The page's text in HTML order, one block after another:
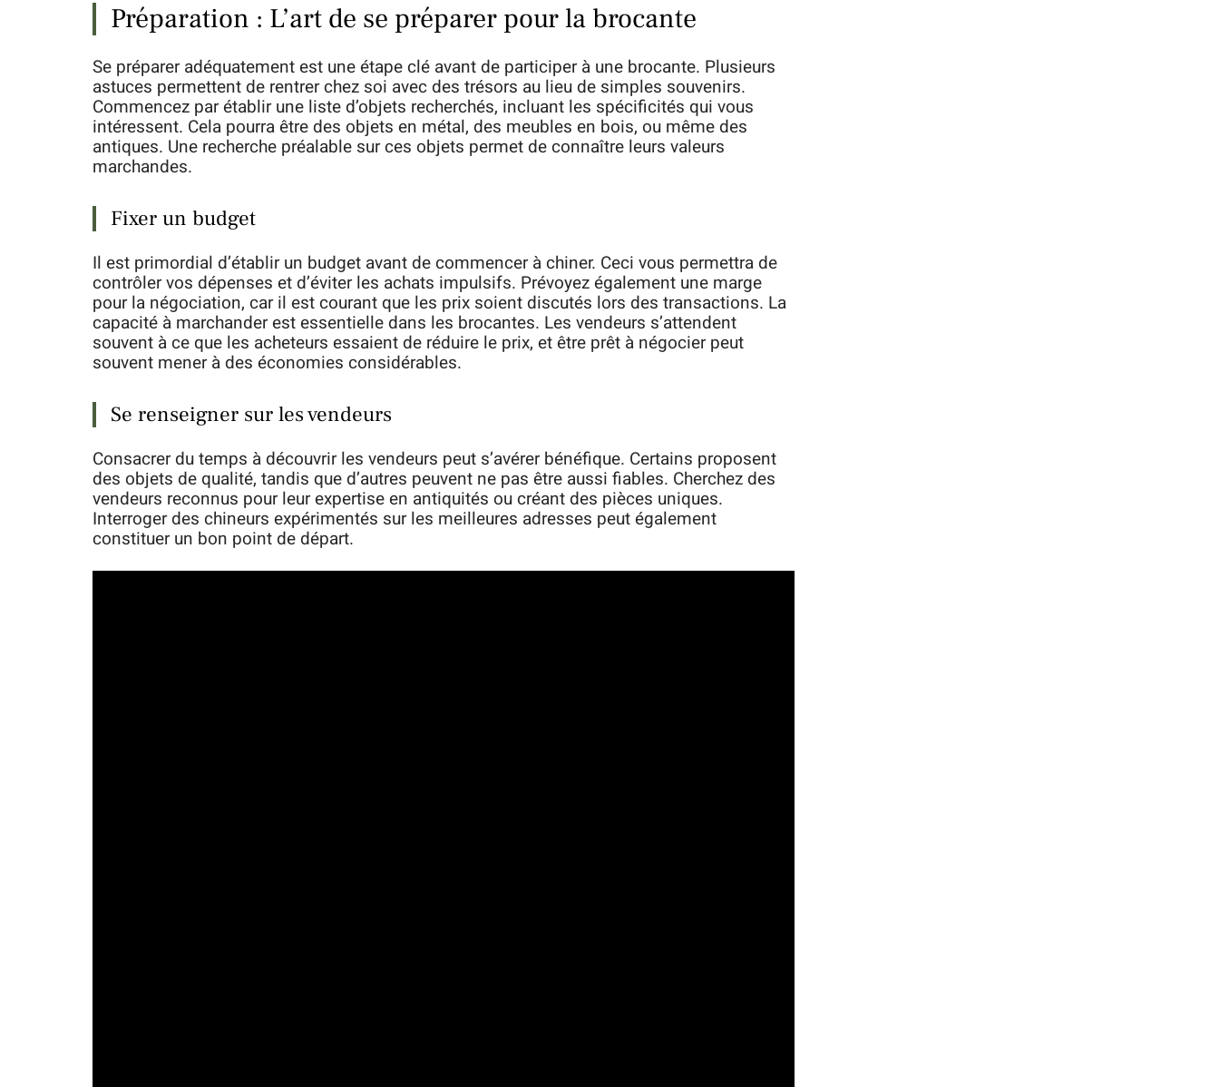
Préparation : L’art de se préparer pour la brocante
Se préparer adéquatement est une étape clé avant de participer à une brocante. Plusieurs
astuces permettent de rentrer chez soi avec des trésors au lieu de simples souvenirs.
Commencez par établir une liste d’objets recherchés, incluant les spécificités qui vous
intéressent. Cela pourra être des objets en métal, des meubles en bois, ou même des
antiques. Une recherche préalable sur ces objets permet de connaître leurs valeurs
marchandes.
Fixer un budget
Il est primordial d’établir un budget avant de commencer à chiner. Ceci vous permettra de
contrôler vos dépenses et d’éviter les achats impulsifs. Prévoyez également une marge
pour la négociation, car il est courant que les prix soient discutés lors des transactions. La
capacité à marchander est essentielle dans les brocantes. Les vendeurs s’attendent
souvent à ce que les acheteurs essaient de réduire le prix, et être prêt à négocier peut
souvent mener à des économies considérables.
Se renseigner sur les vendeurs
Consacrer du temps à découvrir les vendeurs peut s’avérer bénéfique. Certains proposent
des objets de qualité, tandis que d’autres peuvent ne pas être aussi fiables. Cherchez des
vendeurs reconnus pour leur expertise en antiquités ou créant des pièces uniques.
Interroger des chineurs expérimentés sur les meilleures adresses peut également
constituer un bon point de départ.